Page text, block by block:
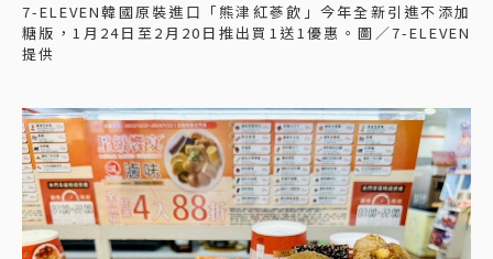
7-ELEVEN韓國原裝進口「熊津紅蔘飲」今年全新引進不添加
糖版，1月24日至2月20日推出買1送1優惠。圖／7-ELEVEN
提供